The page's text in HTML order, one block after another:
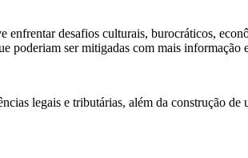
desafios culturais, burocráticos,
poderiam ser mitigadas com mais informação
legais e tributárias, além da construção